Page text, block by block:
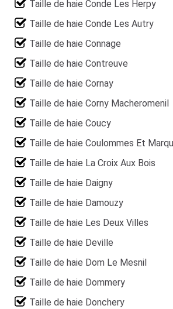
Taille de haie Conde Les Herpy
Taille de haie Conde Les Autry
Taille de haie Connage
Taille de haie Contreuve
Taille de haie Cornay
Taille de haie Corny Macheromenil
Taille de haie Coucy
Taille de haie Coulommes Et
Taille de haie La Croix Aux Bois
Taille de haie Daigny
Taille de haie Damouzy
Taille de haie Les Deux Villes
Taille de haie Deville
Taille de haie Dom Le Mesnil
Taille de haie Dommery
Taille de haie Donchery